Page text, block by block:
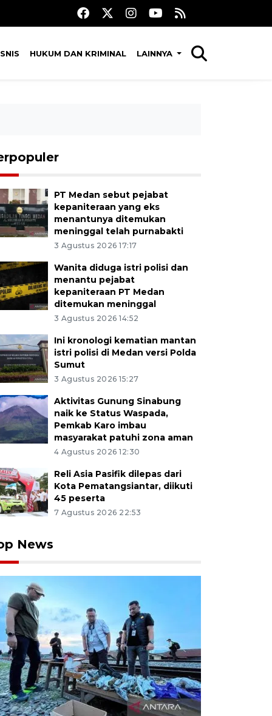
HUKUM DAN KRIMINAL LAINNYA
PT Medan sebut pejabat
kepaniteraan yang eks
menantunya ditemukan
meninggal telah purnabakti
3 Agustus 2026 17:17
Wanita diduga istri polisi dan
menantu pejabat
kepaniteraan PT Medan
ditemukan meninggal
3 Agustus 2026 14:52
Ini kronologi kematian mantan
istri polisi di Medan versi Polda
Sumut
3 Agustus 2026 15:27
Aktivitas Gunung Sinabung
naik ke Status Waspada,
Pemkab Karo imbau
masyarakat patuhi zona aman
4 Agustus 2026 12:30
Reli Asia Pasifik dilepas dari
Kota Pematangsiantar, diikuti
45 peserta
7 Agustus 2026 22:53
News